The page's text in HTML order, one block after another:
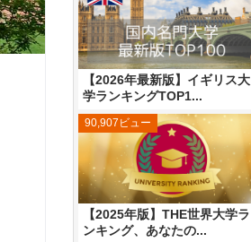
【2026年最新版】イギリス大
学ランキングTOP1...
【2025年版】THE世界大学ラ
ンキング、あなたの...
90,907ビュー